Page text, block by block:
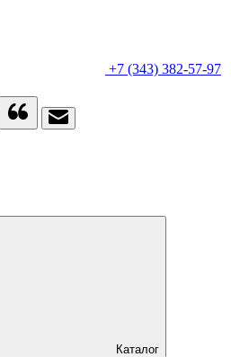
+7 (343) 382-57-97
Каталог